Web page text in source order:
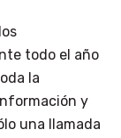
todo el año
la
y
una llamada